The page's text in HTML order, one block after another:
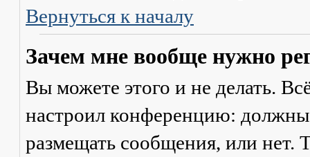
Вернуться к началу
Зачем мне вообще нужно
Вы можете этого и не делать.
настроил конференцию: должны
размещать сообщения, или нет.